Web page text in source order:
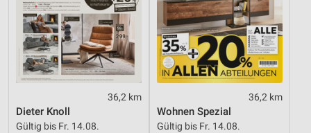
36,2 km
Dieter Knoll
Gültig bis Fr. 14.08.
36,2 km
Wohnen Spezial
Gültig bis Fr. 14.08.